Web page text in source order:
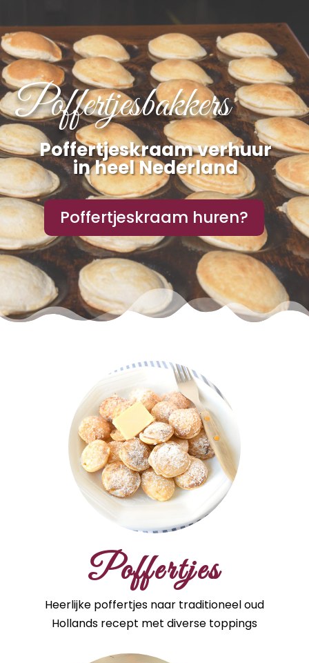
Poffertjesbakkers
Poffertjeskraam verhuur
in heel Nederland
Poffertjeskraam huren?
Poffertjes
Heerlijke poffertjes naar traditioneel oud
Hollands recept met diverse toppings